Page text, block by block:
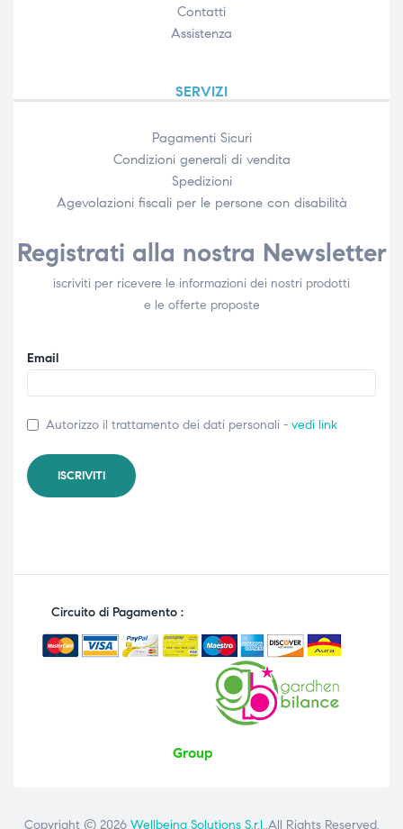
Contatti
Assistenza
SERVIZI
Pagamenti Sicuri
Condizioni generali di vendita
Spedizioni
Agevolazioni fiscali per le persone con disabilità​
Registrati alla nostra Newsletter
iscriviti per ricevere le informazioni dei nostri prodotti
e le offerte proposte
Email
Autorizzo il trattamento dei dati personali - vedi link
Circuito di Pagamento :
Group
Copyright © 2026 Wellbeing Solutions S.r.l..All Rights Reserved.